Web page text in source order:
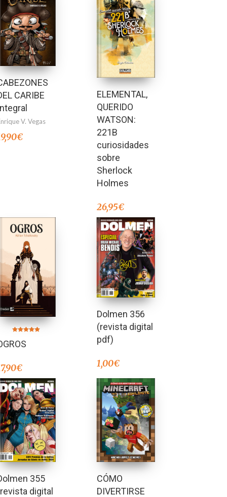
CARIBE
V. Vegas
€
ELEMENTAL,
QUERIDO
WATSON:
221B
curiosidades
sobre
Sherlock
Holmes
26,95€
5.00
de 5
€
Dolmen 356
(revista digital
pdf)
1,00€
355
digital
CÓMO
DIVERTIRSE